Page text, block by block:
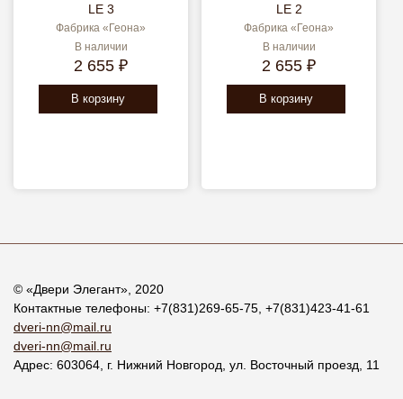
LE 3
Фабрика «Геона»
В наличии
2 655 ₽
В корзину
LE 2
Фабрика «Геона»
В наличии
2 655 ₽
В корзину
© «Двери Элегант», 2020
Контактные телефоны: +7(831)269-65-75 +7(831)423-41-61
dveri-nn@mail.ru
dveri-nn@mail.ru
Адрес: 603064 , г. Нижний Новгород ул. Восточный проезд, 11